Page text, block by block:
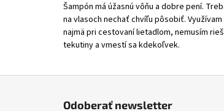
Šampón má úžasnú vôňu a dobre pení.
na vlasoch nechať chvíľu pôsobiť. Využívam
najmä pri cestovaní lietadlom, nemusím
tekutiny a vmestí sa kdekoľvek.
Odoberať newsletter